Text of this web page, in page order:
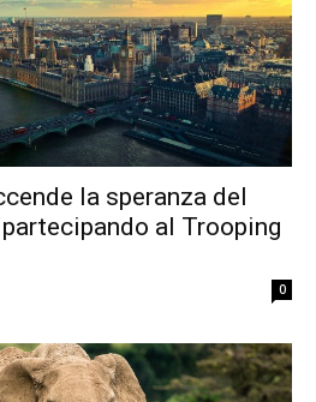
la speranza del
al Trooping
0